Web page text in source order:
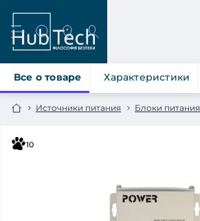
Источники питания Блоки питания
Все о товаре Характеристики
10